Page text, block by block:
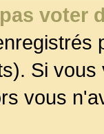
voter
Si
vous